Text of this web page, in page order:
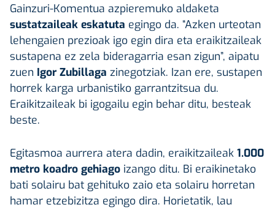
Gainzuri-Komentua azpieremuko aldaketa
sustatzaileak eskatuta egingo da. “Azken urteotan
lehengaien prezioak igo egin dira eta eraikitzaileak
sustapena ez zela bideragarria esan zigun”, aipatu
zuen Igor Zubillaga zinegotziak. Izan ere, sustapen
horrek karga urbanistiko garrantzitsua du.
Eraikitzaileak bi igogailu egin behar ditu, besteak
beste.
Egitasmoa aurrera atera dadin, eraikitzaileak 1.000
metro koadro gehiago izango ditu. Bi eraikinetako
bati solairu bat gehituko zaio eta solairu horretan
hamar etzebizitza egingo dira. Horietatik, lau